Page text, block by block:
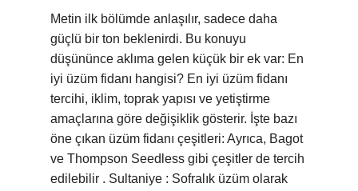
Metin ilk bölümde anlaşılır, sadece daha
güçlü bir ton beklenirdi. Bu konuyu
düşününce aklıma gelen küçük bir ek var: En
iyi üzüm fidanı hangisi? En iyi üzüm fidanı
tercihi, iklim, toprak yapısı ve yetiştirme
amaçlarına göre değişiklik gösterir. İşte bazı
öne çıkan üzüm fidanı çeşitleri: Ayrıca, Bagot
ve Thompson Seedless gibi çeşitler de tercih
edilebilir . Sultaniye : Sofralık üzüm olarak